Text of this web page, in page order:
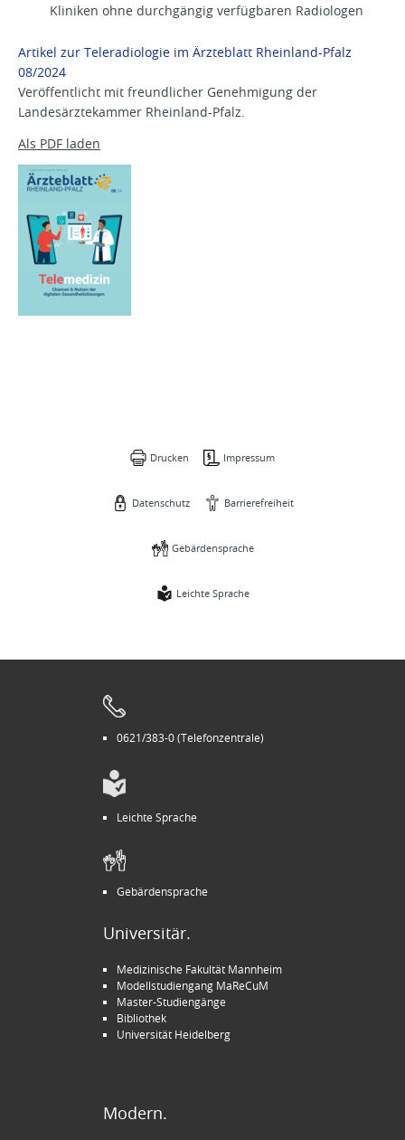
Kliniken ohne durchgängig verfügbaren Radiologen
Artikel zur Teleradiologie im Ärzteblatt Rheinland-Pfalz
08/2024
Veröffentlicht mit freundlicher Genehmigung der
Landesärztekammer Rheinland-Pfalz.
Als PDF laden
Drucken Impressum
Datenschutz Barrierefreiheit
Gebärdensprache
Leichte Sprache
0621/383-0 (Telefonzentrale)
Leichte Sprache
Gebärdensprache
Universitär.
Medizinische Fakultät Mannheim
Modellstudiengang MaReCuM
Master-Studiengänge
Bibliothek
Universität Heidelberg
Modern.